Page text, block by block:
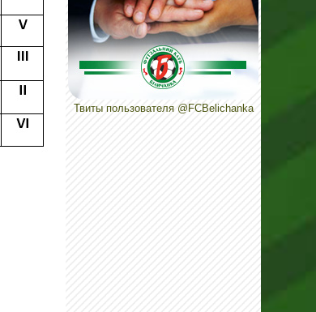
Твиты пользователя @FCBelichanka